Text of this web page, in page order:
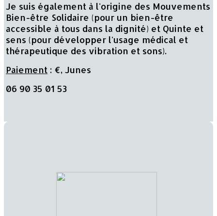
Je suis également à l'origine des Mouvements
Bien-être Solidaire (pour un bien-être
accessible à tous dans la dignité) et Quinte et
sens (pour développer l'usage médical et
thérapeutique des vibration et sons).
Paiement : €, Junes
06 90 35 01 53